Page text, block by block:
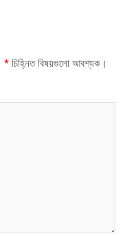
* চিহ্নিত বিষয়গুলো আবশ্যক।